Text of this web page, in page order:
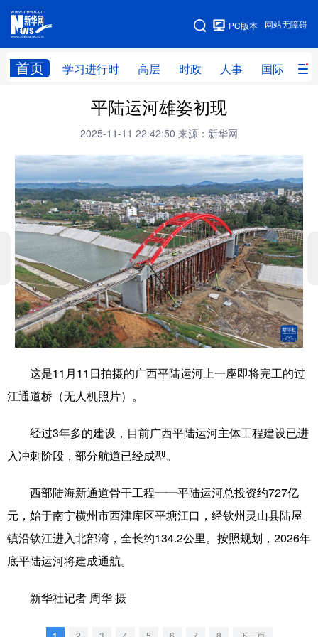
网站无障碍
PC版本
首页 学习进行时 高层 时政 人事 国际 财
网站地图
高层 时政
财经 网评
思客智库 全球连线 教育
科技 科创 量子 体育
文化 书画 健康 军事
视频 图片 政务
法律 中央文件 金融 汽车
食品 人居 信息化 数字经济
学术中国 乡村振兴 银龄 溯源中国
城市 旅游 能源 会展
娱乐
公益 一带一路 亚太网 上市公司
文化产业
地方频道
平陆运河雄姿初现
2025-11-11 22:42:50 来源：新华网
这是11月11日拍摄的广西平陆运河上一座即将完工的过
江通道桥（无人机照片）。
经过3年多的建设，目前广西平陆运河主体工程建设已进
入冲刺阶段，部分航道已经成型。
西部陆海新通道骨干工程——平陆运河总投资约727亿
元，始于南宁横州市西津库区平塘江口，经钦州灵山县陆屋
镇沿钦江进入北部湾，全长约134.2公里。按照规划，2026年
底平陆运河将建成通航。
新华社记者 周华 摄